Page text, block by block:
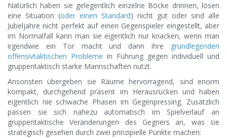
Natürlich haben sie gelegentlich einzelne Böcke drinnen, lösen
eine Situation (oder einen Standard) nicht gut oder sind alle
Jubeljahre nicht perfekt auf einen Gegenspieler eingestellt, aber
im Normalfall kann man sie eigentlich nur knacken, wenn man
irgendwie ein Tor macht und dann ihre grundlegenden
offensivtaktischen Probleme in Führung gegen individuell und
gruppentaktisch starke Mannschaften nutzt.
Ansonsten übergeben sie Räume hervorragend, sind enorm
kompakt, durchgehend präsent im Herausrücken und haben
eigentlich nie schwache Phasen im Gegenpressing. Zusätzlich
passen sie sich nahezu automatisch im Spielverlauf an
gruppentaktische Veränderungen des Gegners an, was sie
strategisch gesehen durch zwei prinzipielle Punkte machen: